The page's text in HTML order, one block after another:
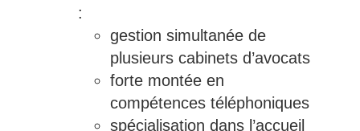
:
gestion simultanée de
plusieurs cabinets d’avocats
forte montée en
compétences téléphoniques
spécialisation dans l’accueil